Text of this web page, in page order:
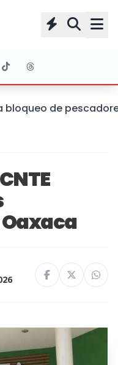
bloqueo de